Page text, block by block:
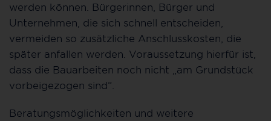
werden können. Bürgerinnen, Bürger und
Unternehmen, die sich schnell entscheiden,
vermeiden so zusätzliche Anschlusskosten, die
später anfallen werden. Voraussetzung hierfür ist,
dass die Bauarbeiten noch nicht „am Grundstück
vorbeigezogen sind“.
Beratungsmöglichkeiten und weitere